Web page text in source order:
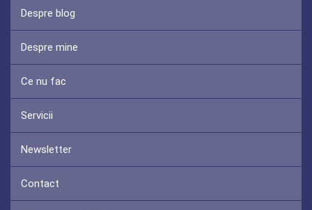
Despre blog
Despre mine
Ce nu fac
Servicii
Newsletter
Contact